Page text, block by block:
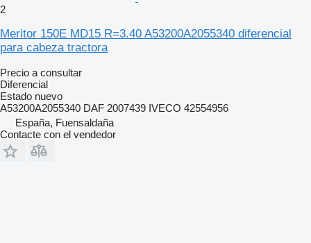
2
Meritor 150E MD15 R=3.40 A53200A2055340 diferencial
para cabeza tractora
Precio a consultar
Diferencial
Estado nuevo
A53200A2055340 DAF 2007439 IVECO 42554956
España, Fuensaldaña
Contacte con el vendedor